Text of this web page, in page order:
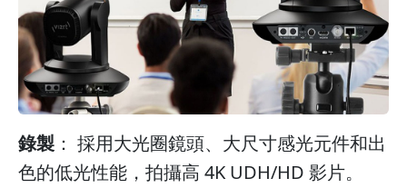
錄製 ： 採用大光圈鏡頭、大尺寸感光元件和出
色的低光性能，拍攝高 4K UDH/HD 影片。